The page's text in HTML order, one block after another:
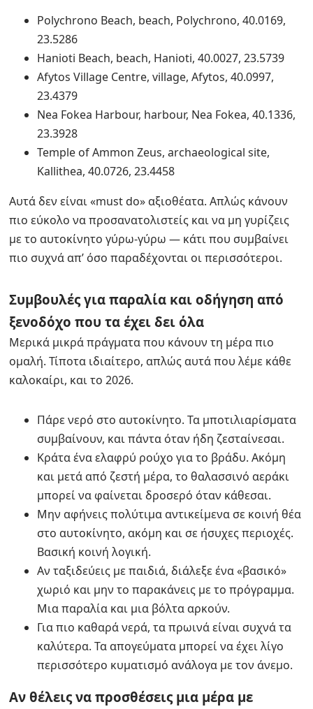
Polychrono Beach, beach, Polychrono, 40.0169,
23.5286
Hanioti Beach, beach, Hanioti, 40.0027, 23.5739
Afytos Village Centre, village, Afytos, 40.0997,
23.4379
Nea Fokea Harbour, harbour, Nea Fokea, 40.1336,
23.3928
Temple of Ammon Zeus, archaeological site,
Kallithea, 40.0726, 23.4458
Αυτά δεν είναι «must do» αξιοθέατα. Απλώς κάνουν
πιο εύκολο να προσανατολιστείς και να μη γυρίζεις
με το αυτοκίνητο γύρω-γύρω — κάτι που συμβαίνει
πιο συχνά απ’ όσο παραδέχονται οι περισσότεροι.
Συμβουλές για παραλία και οδήγηση από
ξενοδόχο που τα έχει δει όλα
Μερικά μικρά πράγματα που κάνουν τη μέρα πιο
ομαλή. Τίποτα ιδιαίτερο, απλώς αυτά που λέμε κάθε
καλοκαίρι, και το 2026.
Πάρε νερό στο αυτοκίνητο. Τα μποτιλιαρίσματα
συμβαίνουν, και πάντα όταν ήδη ζεσταίνεσαι.
Κράτα ένα ελαφρύ ρούχο για το βράδυ. Ακόμη
και μετά από ζεστή μέρα, το θαλασσινό αεράκι
μπορεί να φαίνεται δροσερό όταν κάθεσαι.
Μην αφήνεις πολύτιμα αντικείμενα σε κοινή θέα
στο αυτοκίνητο, ακόμη και σε ήσυχες περιοχές.
Βασική κοινή λογική.
Αν ταξιδεύεις με παιδιά, διάλεξε ένα «βασικό»
χωριό και μην το παρακάνεις με το πρόγραμμα.
Μια παραλία και μια βόλτα αρκούν.
Για πιο καθαρά νερά, τα πρωινά είναι συχνά τα
καλύτερα. Τα απογεύματα μπορεί να έχει λίγο
περισσότερο κυματισμό ανάλογα με τον άνεμο.
Αν θέλεις να προσθέσεις μια μέρα με